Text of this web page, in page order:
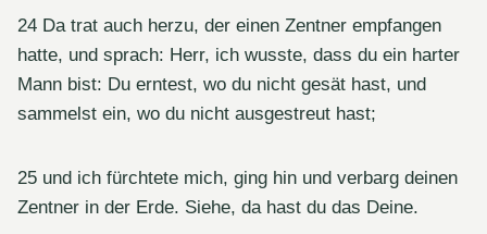
24 Da trat auch herzu, der einen Zentner empfangen
hatte, und sprach: Herr, ich wusste, dass du ein harter
Mann bist: Du erntest, wo du nicht gesät hast, und
sammelst ein, wo du nicht ausgestreut hast;
25 und ich fürchtete mich, ging hin und verbarg deinen
Zentner in der Erde. Siehe, da hast du das Deine.